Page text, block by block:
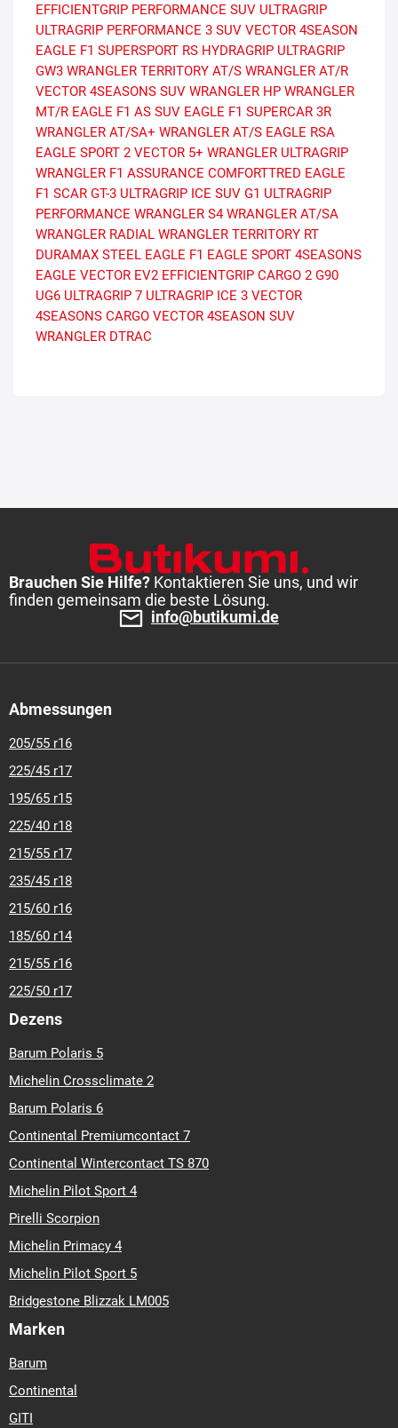
EFFICIENTGRIP PERFORMANCE SUV ULTRAGRIP
ULTRAGRIP PERFORMANCE 3 SUV VECTOR 4SEASON
EAGLE F1 SUPERSPORT RS HYDRAGRIP ULTRAGRIP
GW3 WRANGLER TERRITORY AT/S WRANGLER AT/R
VECTOR 4SEASONS SUV WRANGLER HP WRANGLER
MT/R EAGLE F1 AS SUV EAGLE F1 SUPERCAR 3R
WRANGLER AT/SA+ WRANGLER AT/S EAGLE RSA
EAGLE SPORT 2 VECTOR 5+ WRANGLER ULTRAGRIP
WRANGLER F1 ASSURANCE COMFORTTRED EAGLE
F1 SCAR GT-3 ULTRAGRIP ICE SUV G1 ULTRAGRIP
PERFORMANCE WRANGLER S4 WRANGLER AT/SA
WRANGLER RADIAL WRANGLER TERRITORY RT
DURAMAX STEEL EAGLE F1 EAGLE SPORT 4SEASONS
EAGLE VECTOR EV2 EFFICIENTGRIP CARGO 2 G90
UG6 ULTRAGRIP 7 ULTRAGRIP ICE 3 VECTOR
4SEASONS CARGO VECTOR 4SEASON SUV
WRANGLER DTRAC
Brauchen Sie Hilfe? Kontaktieren Sie uns, und wir
finden gemeinsam die beste Lösung.
info@butikumi.de
Abmessungen
205/55 r16
225/45 r17
195/65 r15
225/40 r18
215/55 r17
235/45 r18
215/60 r16
185/60 r14
215/55 r16
225/50 r17
Dezens
Barum Polaris 5
Michelin Crossclimate 2
Barum Polaris 6
Continental Premiumcontact 7
Continental Wintercontact TS 870
Michelin Pilot Sport 4
Pirelli Scorpion
Michelin Primacy 4
Michelin Pilot Sport 5
Bridgestone Blizzak LM005
Marken
Barum
Continental
GITI